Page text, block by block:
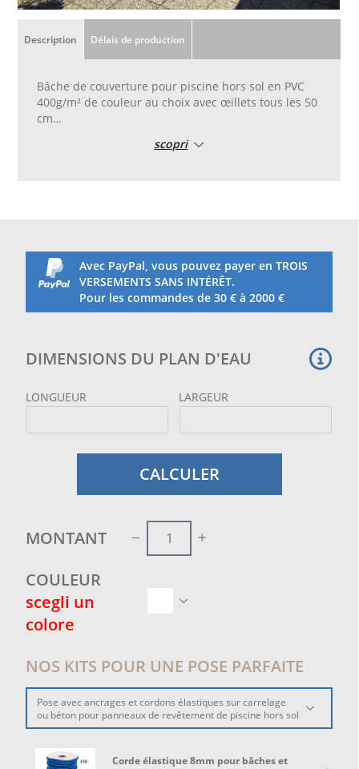
Description Délais de production
Bâche de couverture pour piscine hors sol en PVC
400g/m² de couleur au choix avec œillets tous les 50
cm
antifongique et anti-moisissure.
Insensible au gel
100% imperméable
scopri
Avec PayPal, vous pouvez payer en TROIS
VERSEMENTS SANS INTÉRÊT.
Pour les commandes de 30 € à 2000 €
DIMENSIONS DU PLAN D'EAU
LONGUEUR LARGEUR
CALCULER
MONTANT
COULEUR
scegli un
colore
NOS KITS POUR UNE POSE PARFAITE
Pose avec ancrages et cordons élastiques sur carrelage
ou béton pour panneaux de revêtement de piscine hors sol
Corde élastique 8mm pour bâches et